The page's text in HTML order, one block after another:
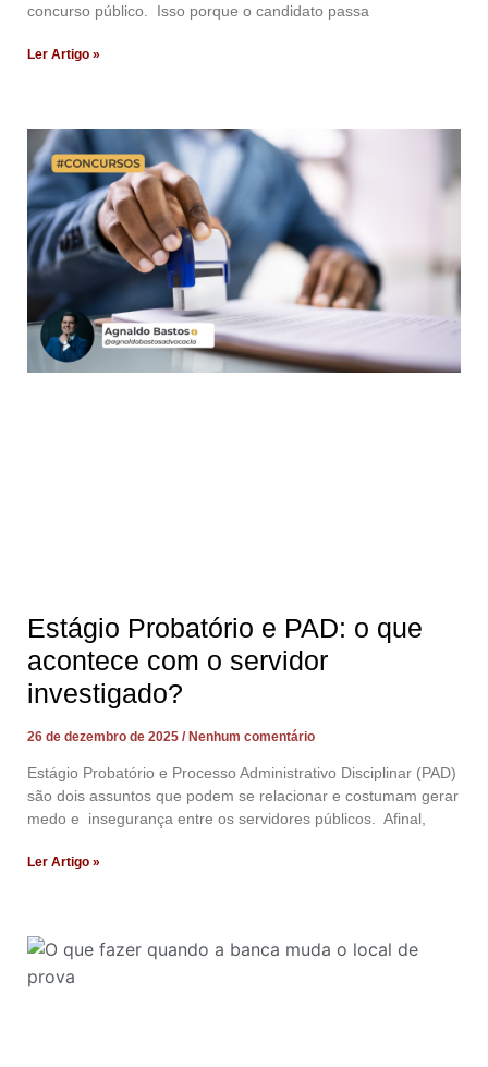
concurso público. Isso porque o candidato passa
Ler Artigo »
Estágio Probatório e PAD: o que
acontece com o servidor
investigado?
26 de dezembro de 2025 Nenhum comentário
Estágio Probatório e Processo Administrativo Disciplinar (PAD)
são dois assuntos que podem se relacionar e costumam gerar
medo e insegurança entre os servidores públicos. Afinal,
Ler Artigo »